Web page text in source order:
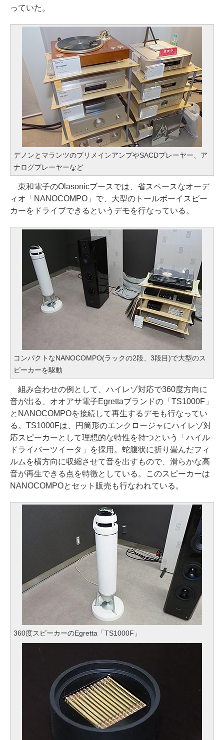
っていた。
デノンとマランツのプリメインアンプやSACDプレーヤー、ア
ナログプレーヤーなど
東和電子のOlasonicブースでは、省スペースなオーデ
ィオ「NANOCOMPO」で、大型のトールボーイスピー
カーをドライブできるというデモを行なっている。
コンパクトなNANOCOMPO(ラックの2段、3段目)で大型のス
ピーカーを駆動
組み合わせの例として、ハイレゾ対応で360度方向に
音が出る、オオアサ電子Egrettaブランドの「TS1000F」
とNANOCOMPOを接続して再生するデモも行なってい
る。TS1000Fは、円筒形のエンクロージャにハイレゾ対
応スピーカーとして理想的な特性を持つという「ハイル
ドライバーツイータ」を採用。蛇腹状に折り畳んだフィ
ルムを横方向に収縮させて音を出すもので、滑らかな高
音が再生できる点を特徴としている。このスピーカーは
NANOCOMPOとセット販売も行なわれている。
360度スピーカーのEgretta「TS1000F」